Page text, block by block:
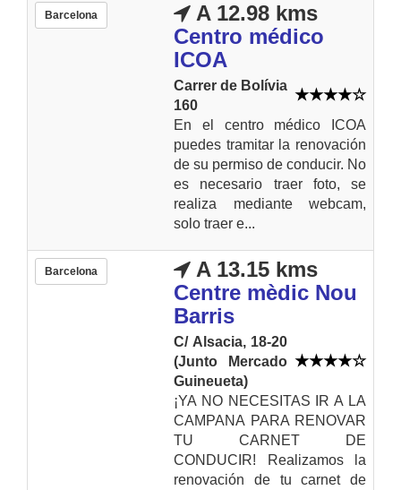
Barcelona
A 12.98 kms
Centro médico
ICOA
Carrer de Bolívia
160
En el centro médico ICOA
puedes tramitar la renovación
de su permiso de conducir. No
es necesario traer foto, se
realiza mediante webcam,
solo traer e...
Barcelona
A 13.15 kms
Centre mèdic Nou
Barris
C/ Alsacia, 18-20
(Junto Mercado
Guineueta)
¡YA NO NECESITAS IR A LA
CAMPANA PARA RENOVAR
TU CARNET DE
CONDUCIR! Realizamos la
renovación de tu carnet de